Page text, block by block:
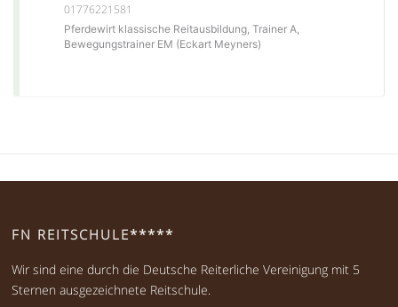
01776221581
Pferdewirt klassische Reitausbildung, Trainer A,
Bewegungstrainer EM (Eckart Meyners)
FN REITSCHULE*****
Wir sind eine durch die Deutsche Reiterliche Vereinigung mit 5
Sternen ausgezeichnete Reitschule.